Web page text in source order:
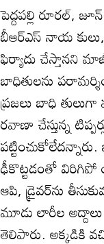
పెద్దపల్లి రూరల్‌,
బీఆర్‌ఎస్‌ నాయ
ఫిర్యాదు చేస్తానని
బాధితులను
ప్రజలు బాధి
రవాణా చేస్తున్న
ఢీకొట్టడంతో విరిగిపో
ఆపి, డ్రైవర్‌ను
మూడు లారీల
తెలిపారు. అక్కడికి